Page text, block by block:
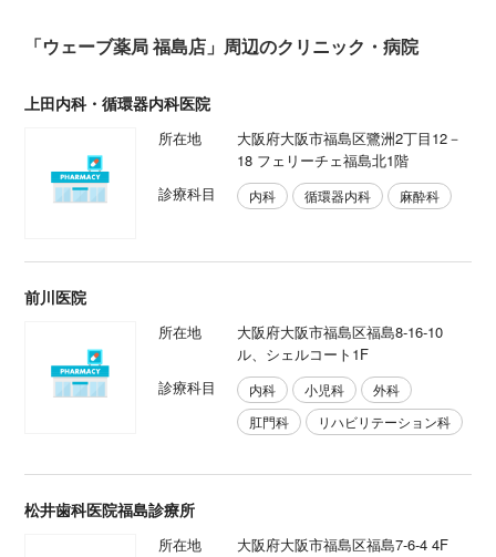
「ウェーブ薬局 福島店」周辺のクリニック・病院
上田内科・循環器内科医院
所在地
大阪府大阪市福島区鷺洲2丁目12－
18 フェリーチェ福島北1階
診療科目
内科 循環器内科 麻酔科
前川医院
所在地
大阪府大阪市福島区福島8-16-10
ル、シェルコート1F
診療科目
内科 小児科
外科
肛門科
リハビリテーション科
松井歯科医院福島診療所
所在地
大阪府大阪市福島区福島7-6-4 4F